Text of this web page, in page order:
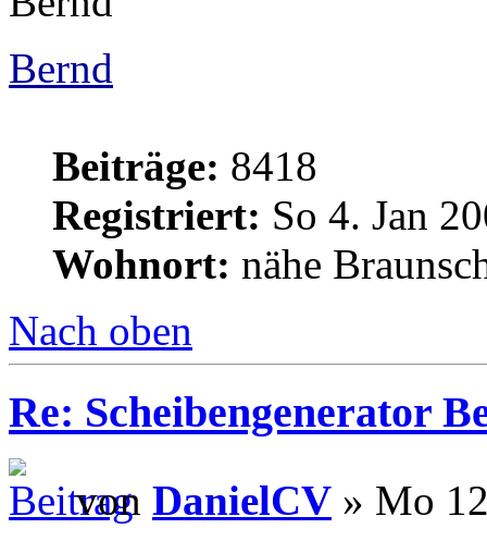
Bernd
Beiträge: 8418
Registriert: So 4. Jan
Wohnort: nähe
Nach oben
Re: Scheibengenerator
von DanielCV » Mo